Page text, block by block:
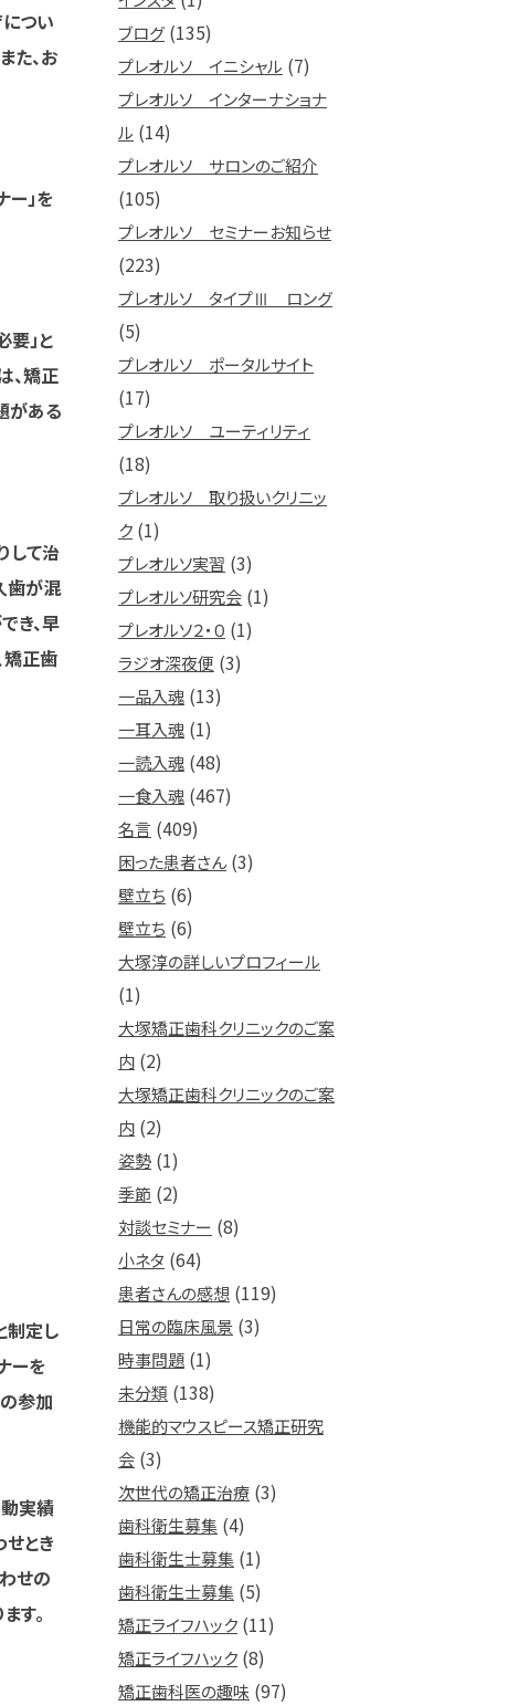
つい
た、お
」を
」と
、矯正
がある
して治
歯が混
き、早
矯正歯
制定し
ーを
参加
実績
とき
せの
す。
ブログ(135)
プレオルソ イニシャル (7)
プレオルソ インターナショナ
ル (14)
プレオルソ サロンのご紹介
(105)
プレオルソ セミナーお知らせ
(223)
プレオルソ タイプⅢ ロング
(5)
プレオルソ ポータルサイト
(17)
プレオルソ ユーティリティ
(18)
プレオルソ 取り扱いクリニッ
ク (1)
プレオルソ実習 (3)
プレオルソ研究会 (1)
プレオルソ２・０ (1)
ラジオ深夜便 (3)
一品入魂 (13)
一耳入魂 (1)
一読入魂 (48)
一食入魂 (467)
名言 (409)
困った患者さん(3)
壁立ち (6)
壁立ち (6)
大塚淳の詳しいプロフィール
(1)
大塚矯正歯科クリニックのご案
内 (2)
大塚矯正歯科クリニックのご案
内 (2)
姿勢 (1)
季節 (2)
対談セミナー (8)
小ネタ (64)
患者さんの感想 (119)
日常の臨床風景 (3)
時事問題 (1)
未分類 (138)
機能的マウスピース矯正研究
会 (3)
次世代の矯正治療 (3)
歯科衛生募集 (4)
歯科衛生士募集 (1)
歯科衛生士募集 (5)
矯正ライフハック (11)
矯正ライフハック (8)
矯正歯科医の趣味 (97)